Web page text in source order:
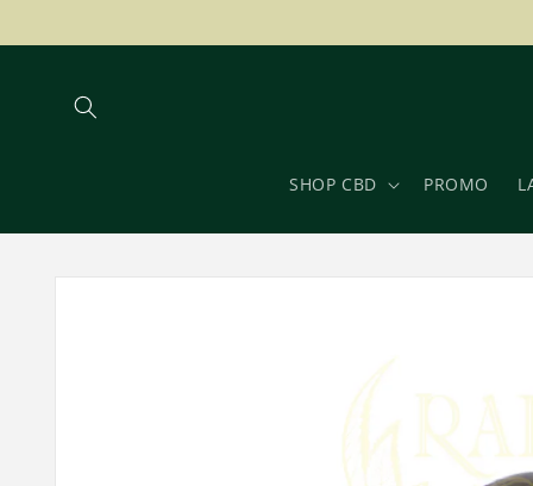
ai contenuti
SHOP CBD PROMO
Passa alle